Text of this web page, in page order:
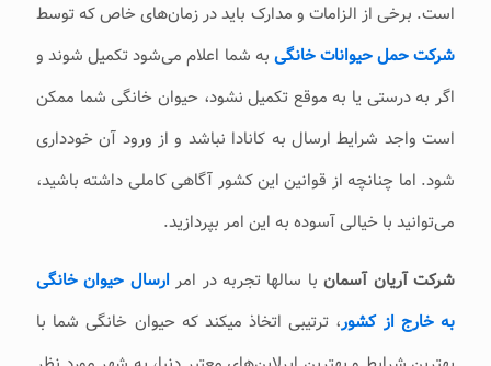
است. برخی از الزامات و مدارک باید در زمان‌های خاص که توسط
شرکت حمل حیوانات خانگی به شما اعلام می‌شود تکمیل شوند و
اگر به درستی یا به موقع تکمیل نشود، حیوان خانگی شما ممکن
است واجد شرایط ارسال به کانادا نباشد و از ورود آن خودداری
شود. اما چنانچه از قوانین این کشور آگاهی کاملی داشته باشید،
می‌توانید با خیالی آسوده به این امر بپردازید.
شرکت آریان آسمانبا سالها تجربه در امر ارسال حیوان خانگی
به خارج از کشور، ترتیبی اتخاذ میکند که حیوان خانگی شما با